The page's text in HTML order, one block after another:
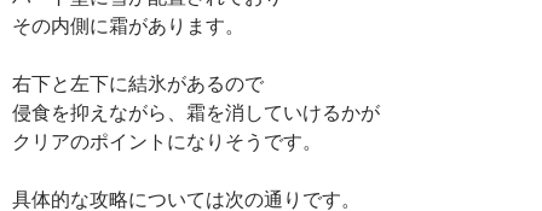
その内側に霜があります。
右下と左下に結氷があるので
侵食を抑えながら、霜を消していけるかが
クリアのポイントになりそうです。
具体的な攻略については次の通りです。